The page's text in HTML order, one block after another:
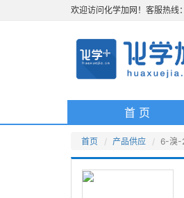
欢迎访问化学加网！客服热
首 页
首页 产品供应 6-溴-